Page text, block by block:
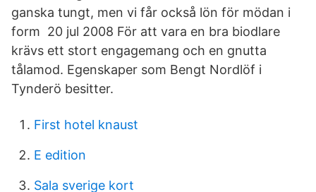
ganska tungt, men vi får också lön för mödan i
form 20 jul 2008 För att vara en bra biodlare
krävs ett stort engagemang och en gnutta
tålamod. Egenskaper som Bengt Nordlöf i
Tynderö besitter.
First hotel knaust
E edition
Sala sverige kort